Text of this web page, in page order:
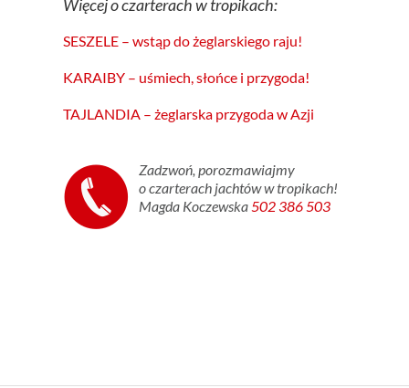
Więcej o czarterach w tropikach:
SESZELE – wstąp do żeglarskiego raju!
KARAIBY – uśmiech, słońce i przygoda!
TAJLANDIA – żeglarska przygoda w Azji
Zadzwoń, porozmawiajmy
o czarterach jachtów w tropikach!
Magda Koczewska 502 386 503